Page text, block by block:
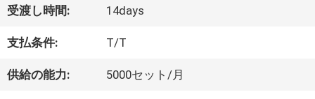
し
た
受渡し時間: 14days
支払条件: T/T
供給の能力: 5000セット/月